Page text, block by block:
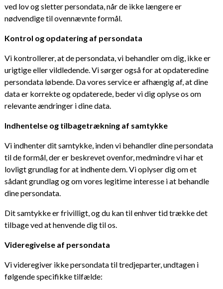
ved lov og sletter persondata, når de ikke længere er
nødvendige til ovennævnte formål.
Kontrol og opdatering af persondata
Vi kontrollerer, at de persondata, vi behandler om dig, ikke er
urigtige eller vildledende. Vi sørger også for at opdateredine
persondata løbende. Da vores service er afhængig af, at dine
data er korrekte og opdaterede, beder vi dig oplyse os om
relevante ændringer i dine data.
Indhentelse og tilbagetrækning af samtykke
Vi indhenter dit samtykke, inden vi behandler dine persondata
til de formål, der er beskrevet ovenfor, medmindre vi har et
lovligt grundlag for at indhente dem. Vi oplyser dig om et
sådant grundlag og om vores legitime interesse i at behandle
dine persondata.
Dit samtykke er frivilligt, og du kan til enhver tid trække det
tilbage ved at henvende dig til os.
Videregivelse af persondata
Vi videregiver ikke persondata til tredjeparter, undtagen i
følgende specifikke tilfælde: